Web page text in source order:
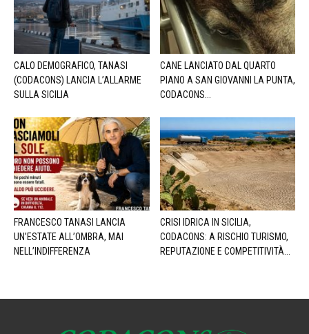
CALO DEMOGRAFICO, TANASI
(CODACONS) LANCIA L’ALLARME
SULLA SICILIA
CANE LANCIATO DAL QUARTO
PIANO A SAN GIOVANNI LA PUNTA,
CODACONS...
FRANCESCO TANASI LANCIA
UN’ESTATE ALL’OMBRA, MAI
NELL’INDIFFERENZA
CRISI IDRICA IN SICILIA,
CODACONS: A RISCHIO TURISMO,
REPUTAZIONE E COMPETITIVITÀ...